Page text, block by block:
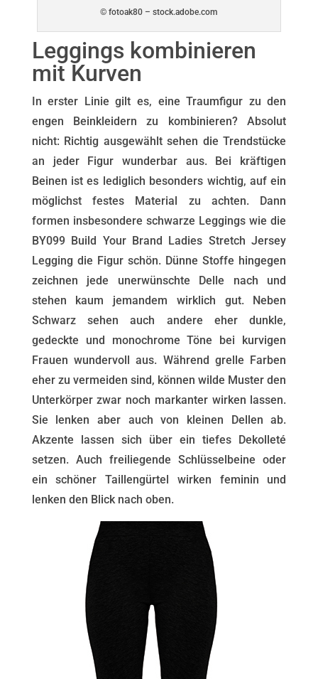
© fotoak80 – stock.adobe.com
Leggings kombinieren
mit Kurven
In erster Linie gilt es, eine Traumfigur zu den
engen Beinkleidern zu kombinieren? Absolut
nicht: Richtig ausgewählt sehen die Trendstücke
an jeder Figur wunderbar aus. Bei kräftigen
Beinen ist es lediglich besonders wichtig, auf ein
möglichst festes Material zu achten. Dann
formen insbesondere schwarze Leggings wie die
BY099 Build Your Brand Ladies Stretch Jersey
Legging die Figur schön. Dünne Stoffe hingegen
zeichnen jede unerwünschte Delle nach und
stehen kaum jemandem wirklich gut. Neben
Schwarz sehen auch andere eher dunkle,
gedeckte und monochrome Töne bei kurvigen
Frauen wundervoll aus. Während grelle Farben
eher zu vermeiden sind, können wilde Muster den
Unterkörper zwar noch markanter wirken lassen.
Sie lenken aber auch von kleinen Dellen ab.
Akzente lassen sich über ein tiefes Dekolleté
setzen. Auch freiliegende Schlüsselbeine oder
ein schöner Taillengürtel wirken feminin und
lenken den Blick nach oben.